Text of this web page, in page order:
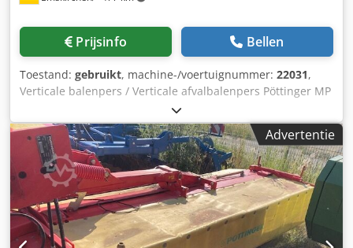
Prijsinfo Bellen
Toestand: gebruikt, machine-/voertuignummer: 22031,
Verticale balenpers / Verticale afvalbalenpers Pöttinger MP
600 ASerial-Nr. 5110176 Dcjdpfxeiiv S Sj Af Ssk Vulhoogte /
Laadhoogte max. 1070mm Vulopening 700 x 500mm
Perskamer 700 x 500 x 900mm Baalformaat / Baalformaat
max. 700 x 500 x 500mm Baalgewicht 40 - 80 kg
Omsnoering / Verticaal binden 2 Online-video-inspectie via
Skype-video Wij verheugen ons op uw bezoek - meer
machines op voorraad Onmiddellijk beschikbaar - Kan
worden geïnspecteerd Op voorraad Emskirchen /
Neurenberg - Kan getest worden
Advertentie